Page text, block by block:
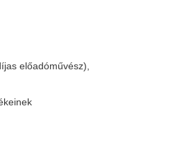
előadóművész),